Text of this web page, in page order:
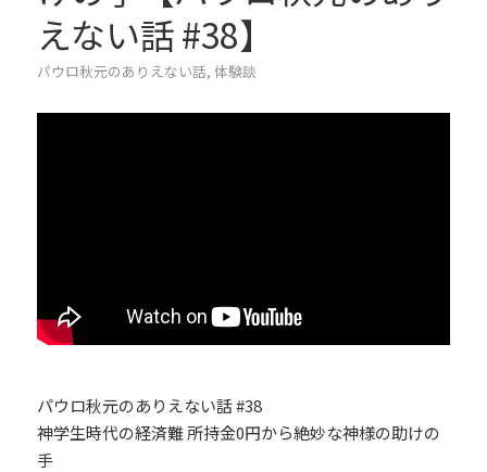
えない話 #38】
パウロ秋元のありえない話, 体験談
パウロ秋元のありえない話 #38
神学生時代の経済難 所持金0円から絶妙な神様の助けの
手